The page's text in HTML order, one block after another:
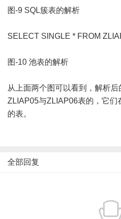
图-9 SQL簇表的解析
SELECT SINGLE * FROM
图-10 池表的解析
从上面两个图可以看到，解析
ZLIAP05与ZLIAP06表的，它们
的表。
全部回复